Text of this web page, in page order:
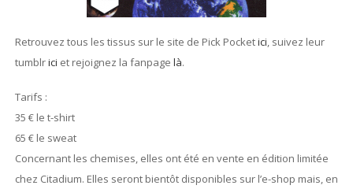
Retrouvez tous les tissus sur le site de Pick Pocketici, suivez leur
tumblrici et rejoignez la fanpage là.
Tarifs :
35 € le t-shirt
65 € le sweat
Concernant les chemises, elles ont été en vente en édition limitée
chez Citadium. Elles seront bientôt disponibles sur l’e-shop mais, en